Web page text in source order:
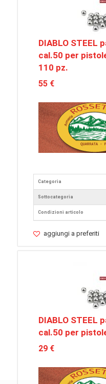
DIABLO STEEL
cal.50 per
110 pz.
55 €
Categoria
Sottocategoria
Condizioni articolo
aggiungi a preferiti
DIABLO STEEL
cal.50 per
29 €